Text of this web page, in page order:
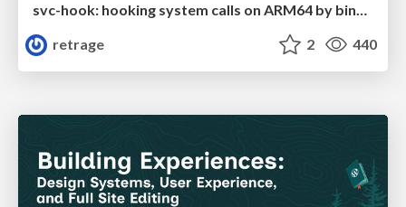
svc-hook: hooking system calls on ARM64 by binary rewriting
retrage
2 440